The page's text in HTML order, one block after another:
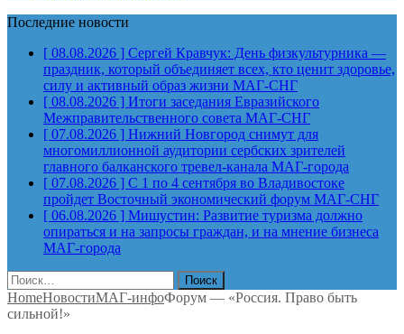
Последние новости
[ 08.08.2026 ] Сергей Кравчук: День физкультурника —
праздник, который объединяет всех, кто ценит здоровье,
силу и активный образ жизни МАГ-СНГ
[ 08.08.2026 ] Итоги заседания Евразийского
Межправительственного совета МАГ-СНГ
[ 07.08.2026 ] Нижний Новгород снимут для
многомиллионной аудитории сербских зрителей
главного балканского тревел-канала МАГ-города
[ 07.08.2026 ] С 1 по 4 сентября во Владивостоке
пройдет Восточный экономический форум МАГ-СНГ
[ 06.08.2026 ] Мишустин: Развитие туризма должно
опираться и на запросы граждан, и на мнение бизнеса
МАГ-города
Найти:
HomeНовостиМАГ-инфоФорум — «Россия. Право быть
сильной!»